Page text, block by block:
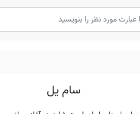
سام یل